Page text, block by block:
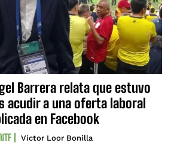
Barrera relata que estuvo
acudir a una oferta laboral
en Facebook
Víctor Loor Bonilla